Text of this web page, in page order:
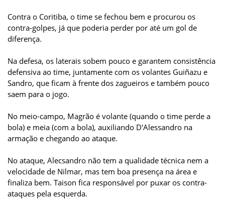
Contra o Coritiba, o time se fechou bem e procurou os
contra-golpes, já que poderia perder por até um gol de
diferença.
Na defesa, os laterais sobem pouco e garantem consistência
defensiva ao time, juntamente com os volantes Guiñazu e
Sandro, que ficam à frente dos zagueiros e também pouco
saem para o jogo.
No meio-campo, Magrão é volante (quando o time perde a
bola) e meia (com a bola), auxiliando D'Alessandro na
armação e chegando ao ataque.
No ataque, Alecsandro não tem a qualidade técnica nem a
velocidade de Nilmar, mas tem boa presença na área e
finaliza bem. Taison fica responsável por puxar os contra-
ataques pela esquerda.